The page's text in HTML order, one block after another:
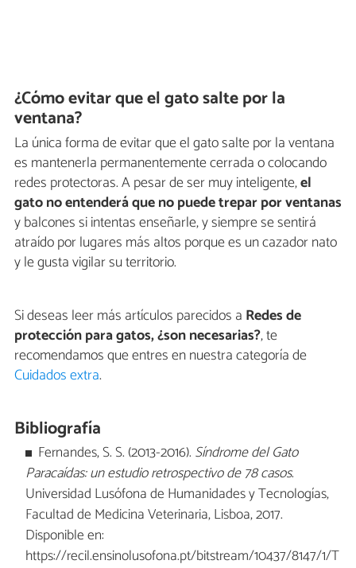
¿Cómo evitar que el gato salte por la
ventana?
La única forma de evitar que el gato salte por la ventana
es mantenerla permanentemente cerrada o colocando
redes protectoras. A pesar de ser muy inteligente,el
gato no entenderáque no puede trepar por ventanas
y balcones si intentas enseñarle, y siempre se sentirá
atraído por lugares más altos porque es un cazador nato
y le gusta vigilar su territorio.
Si deseas leer más artículos parecidos a Redes de
protección para gatos, ¿son necesarias?, te
recomendamos que entres en nuestra categoría de
Cuidados extra.
Bibliografía
Fernandes, S. S. (2013-2016). Síndrome del Gato
Paracaídas: un estudio retrospectivo de 78 casos.
Universidad Lusófona de Humanidades y Tecnologías,
Facultad de Medicina Veterinaria, Lisboa, 2017.
Disponible en:
https://recil.ensinolusofona.pt/bitstream/10437/8147/1/T